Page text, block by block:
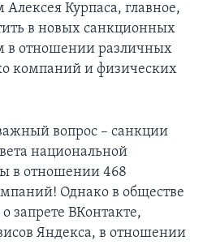
Алексея Курпаса, главное,
в новых санкционных
в отношении различных
компаний и физических
вопрос – санкции
национальной
в отношении 468
Однако в обществе
запрете ВКонтакте,
Яндекса, в отношении